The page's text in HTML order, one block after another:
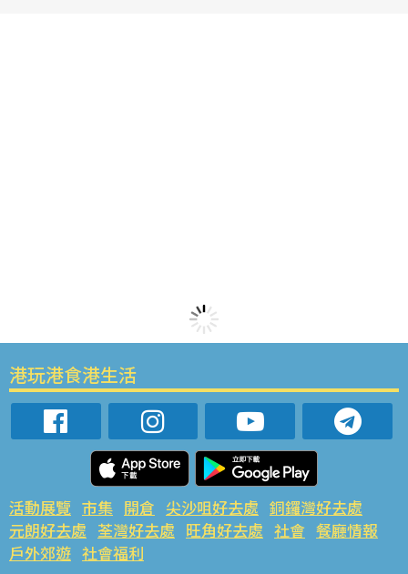
港玩港食港生活
活動展覽 市集 開倉 尖沙咀好去處 銅鑼灣好去處
元朗好去處 荃灣好去處 旺角好去處 社會 餐廳情報
戶外郊遊 社會福利